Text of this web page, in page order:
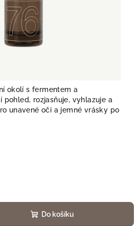
okolí s fermentem a
pohled, rozjasňuje, vyhlazuje a
unavené oči a jemné vrásky po
Do košíku